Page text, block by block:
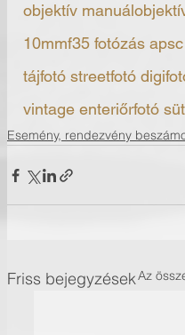
objektív
10mmf35 fotózás
tájfotó streetfotó
vintage enteriőrfotó
Esemény, rendezvény
Friss bejegyzésekAz